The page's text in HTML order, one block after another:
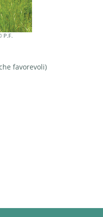
P.F.
favorevoli)